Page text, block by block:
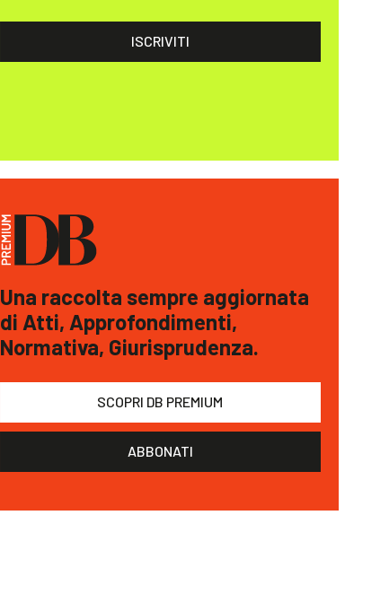
ISCRIVITI
Una raccolta sempre aggiornata
di Atti, Approfondimenti,
Normativa, Giurisprudenza.
SCOPRI DB PREMIUM
ABBONATI